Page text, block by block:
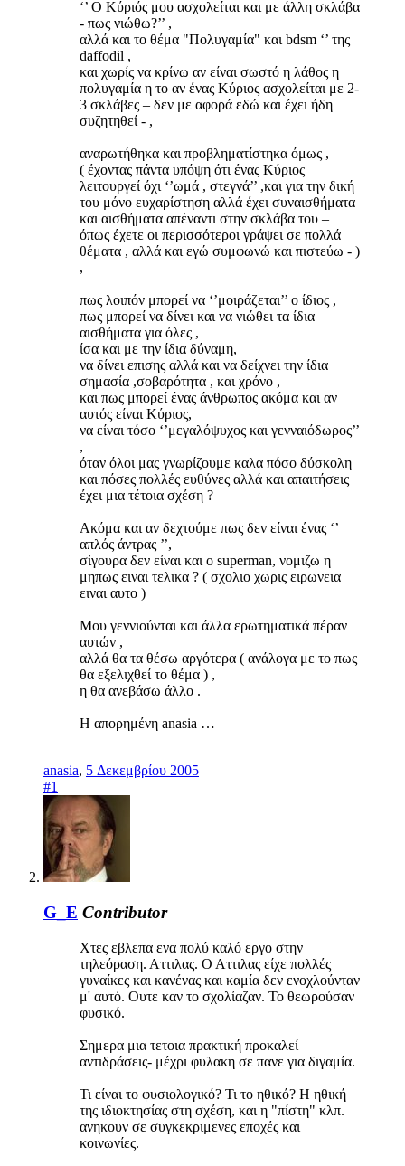
‘’ Ο Κύριός μου ασχολείται και με άλλη σκλάβα
- πως νιώθω?’’ ,
αλλά και το θέμα "Πολυγαμία" και bdsm ‘’ της
daffodil ,
και χωρίς να κρίνω αν είναι σωστό η λάθος η
πολυγαμία η το αν ένας Κύριος ασχολείται με 2-
3 σκλάβες – δεν με αφορά εδώ και έχει ήδη
συζητηθεί - ,
αναρωτήθηκα και προβληματίστηκα όμως ,
( έχοντας πάντα υπόψη ότι ένας Κύριος
λειτουργεί όχι ‘’ωμά , στεγνά’’ ,και για την δική
του μόνο ευχαρίστηση αλλά έχει συναισθήματα
και αισθήματα απέναντι στην σκλάβα του –
όπως έχετε οι περισσότεροι γράψει σε πολλά
θέματα , αλλά και εγώ συμφωνώ και πιστεύω - )
,
πως λοιπόν μπορεί να ‘’μοιράζεται’’ ο ίδιος ,
πως μπορεί να δίνει και να νιώθει τα ίδια
αισθήματα για όλες ,
ίσα και με την ίδια δύναμη,
να δίνει επισης αλλά και να δείχνει την ίδια
σημασία ,σοβαρότητα , και χρόνο ,
και πως μπορεί ένας άνθρωπος ακόμα και αν
αυτός είναι Κύριος,
να είναι τόσο ‘’μεγαλόψυχος και γενναιόδωρος’’
,
όταν όλοι μας γνωρίζουμε καλα πόσο δύσκολη
και πόσες πολλές ευθύνες αλλά και απαιτήσεις
έχει μια τέτοια σχέση ?
Ακόμα και αν δεχτούμε πως δεν είναι ένας ‘’
απλός άντρας ’’,
σίγουρα δεν είναι και ο superman, νομιζω η
μηπως ειναι τελικα ? ( σχολιο χωρις ειρωνεια
ειναι αυτο )
Μου γεννιούνται και άλλα ερωτηματικά πέραν
αυτών ,
αλλά θα τα θέσω αργότερα ( ανάλογα με το πως
θα εξελιχθεί το θέμα ) ,
η θα ανεβάσω άλλο .
Η απορημένη anasia …
anasia, 5 Δεκεμβρίου 2005
#1
G_E Contributor
Χτες εβλεπα ενα πολύ καλό εργο στην
τηλεόραση. Αττιλας. Ο Αττιλας είχε πολλές
γυναίκες και κανένας και καμία δεν ενοχλούνταν
μ' αυτό. Ουτε καν το σχολίαζαν. Το θεωρούσαν
φυσικό.
Σημερα μια τετοια πρακτική προκαλεί
αντιδράσεις- μέχρι φυλακη σε πανε για διγαμία.
Τι είναι το φυσιολογικό? Τι το ηθικό? Η ηθική
της ιδιοκτησίας στη σχέση, και η "πίστη" κλπ.
ανηκουν σε συγκεκριμενες εποχές και
κοινωνίες.